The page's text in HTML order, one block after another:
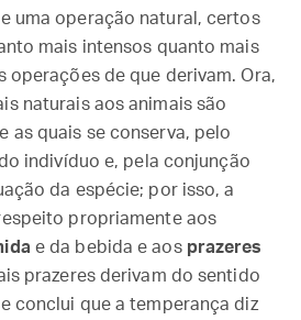
uma operação natural, certos
mais intensos quanto mais
operações de que derivam. Ora,
naturais aos animais são
as quais se conserva, pelo
indivíduo e, pela conjunção
da espécie; por isso, a
propriamente aos
e da bebida e aosprazeres
prazeres derivam do sentido
conclui que a temperança diz